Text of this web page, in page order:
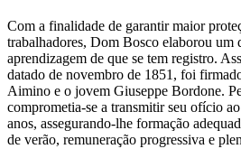
Com a finalidade de garantir maior
trabalhadores, Dom Bosco elaborou um
aprendizagem de que se tem registro.
datado de novembro de 1851, foi
Aimino e o jovem Giuseppe Bordone.
comprometia-se a transmitir seu ofício
anos, assegurando-lhe formação
de verão, remuneração progressiva e